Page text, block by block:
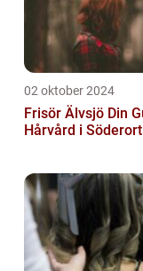
02 oktober 2024
Frisör Älvsjö Din Guide till
Hårvård i Söderort